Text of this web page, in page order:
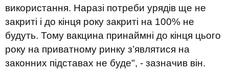
використання. Наразі потреби урядів ще не
закриті і до кінця року закриті на 100% не
будуть. Тому вакцина принаймні до кінця цього
року на приватному ринку з’являтися на
законних підставах не буде", - зазначив він.